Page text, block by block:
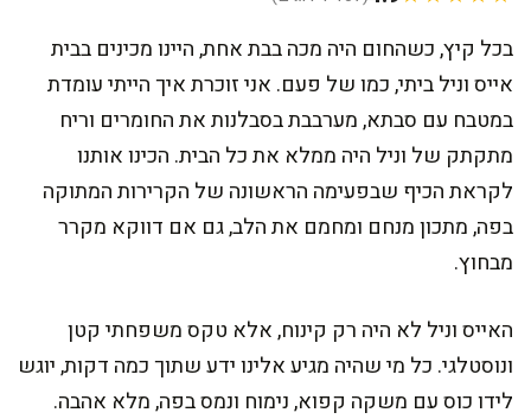
בכל קיץ, כשהחום היה מכה בבת אחת, היינו מכינים בבית
אייס וניל ביתי, כמו של פעם. אני זוכרת איך הייתי עומדת
במטבח עם סבתא, מערבבת בסבלנות את החומרים וריח
מתקתק של וניל היה ממלא את כל הבית. הכינו אותנו
לקראת הכיף שבפעימה הראשונה של הקרירות המתוקה
בפה, מתכון מנחם ומחמם את הלב, גם אם דווקא מקרר
מבחוץ.
האייס וניל לא היה רק קינוח, אלא טקס משפחתי קטן
ונוסטלגי. כל מי שהיה מגיע אלינו ידע שתוך כמה דקות, יוגש
לידו כוס עם משקה קפוא, נימוח ונמס בפה, מלא אהבה.